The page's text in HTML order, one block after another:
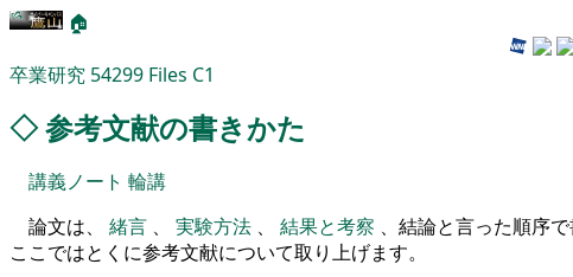
🏠
卒業研究 54299 Files C1
◇参考文献の書きかた
講義ノート 輪講
論文は、 緒言 、 実験方法 、 結果と考察 、結論と言った順序で
ここではとくに参考文献について取り上げます。